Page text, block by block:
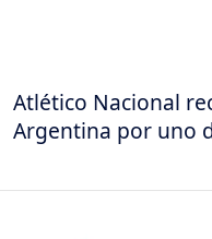
Atlético Nacional
Argentina por uno